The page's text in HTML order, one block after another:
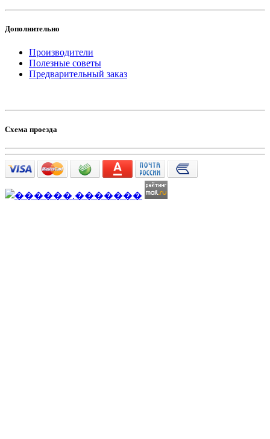
Дополнительно
Производители
Полезные советы
Предварительный заказ
Схема проезда